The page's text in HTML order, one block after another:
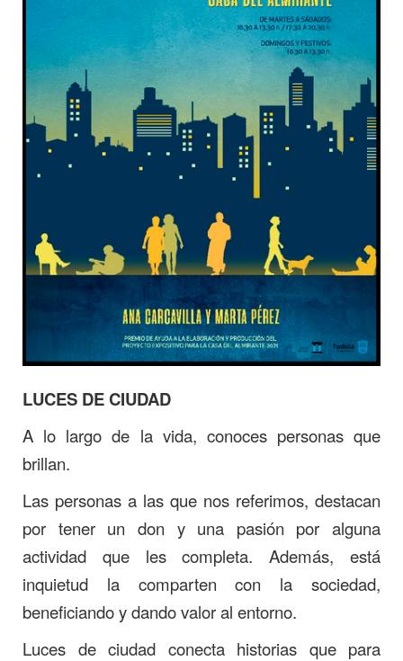
LUCES DE CIUDAD
A lo largo de la vida, conoces personas que
brillan.
Las personas a las que nos referimos, destacan
por tener un don y una pasión por alguna
actividad que les completa. Además, está
inquietud la comparten con la sociedad,
beneficiando y dando valor al entorno.
Luces de ciudad conecta historias que para